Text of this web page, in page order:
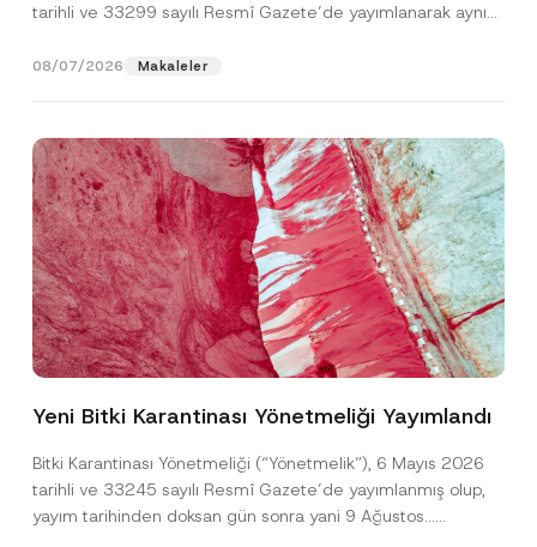
tarihli ve 33299 sayılı Resmî Gazete’de yayımlanarak aynı
08/07/2026 Makaleler
Yeni Bitki Karantinası Yönetmeliği Yayımlandı
Bitki Karantinası Yönetmeliği (“Yönetmelik”), 6 Mayıs 2026
tarihli ve 33245 sayılı Resmî Gazete’de yayımlanmış olup,
yayım tarihinden doksan gün sonra yani 9 Ağustos...
Ad*
*
*
d
e
s
i
Firma